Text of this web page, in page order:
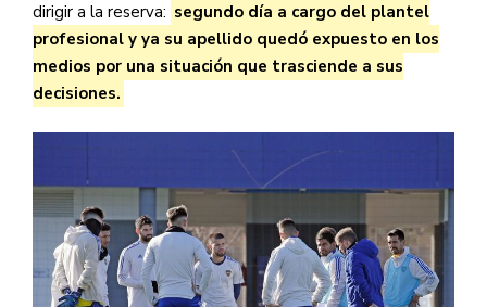
dirigir a la reserva: segundo día a cargo del plantel
profesional y ya su apellido quedó expuesto en los
medios por una situación que trasciende a sus
decisiones.